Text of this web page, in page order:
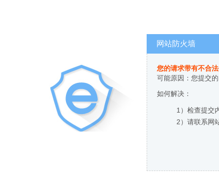
网站防火墙
您的请求带有不合
可能原因：您提交
如何解决：
1）检查提交
2）请联系网